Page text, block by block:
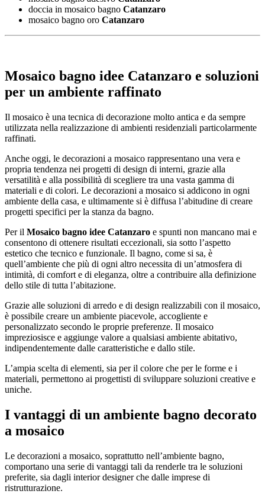
doccia in mosaico bagno Catanzaro
mosaico bagno oro Catanzaro
Mosaico bagno idee Catanzaro e soluzioni
per un ambiente raffinato
Il mosaico è una tecnica di decorazione molto antica e da sempre
utilizzata nella realizzazione di ambienti residenziali particolarmente
raffinati.
Anche oggi, le decorazioni a mosaico rappresentano una vera e
propria tendenza nei progetti di design di interni, grazie alla
versatilità e alla possibilità di scegliere tra una vasta gamma di
materiali e di colori. Le decorazioni a mosaico si addicono in ogni
ambiente della casa, e ultimamente si è diffusa l’abitudine di creare
progetti specifici per la stanza da bagno.
Per il Mosaico bagno idee Catanzaro e spunti non mancano mai e
consentono di ottenere risultati eccezionali, sia sotto l’aspetto
estetico che tecnico e funzionale. Il bagno, come si sa, è
quell’ambiente che più di ogni altro necessita di un’atmosfera di
intimità, di comfort e di eleganza, oltre a contribuire alla definizione
dello stile di tutta l’abitazione.
Grazie alle soluzioni di arredo e di design realizzabili con il mosaico,
è possibile creare un ambiente piacevole, accogliente e
personalizzato secondo le proprie preferenze. Il mosaico
impreziosisce e aggiunge valore a qualsiasi ambiente abitativo,
indipendentemente dalle caratteristiche e dallo stile.
L’ampia scelta di elementi, sia per il colore che per le forme e i
materiali, permettono ai progettisti di sviluppare soluzioni creative e
uniche.
I vantaggi di un ambiente bagno decorato
a mosaico
Le decorazioni a mosaico, soprattutto nell’ambiente bagno,
comportano una serie di vantaggi tali da renderle tra le soluzioni
preferite, sia dagli interior designer che dalle imprese di
ristrutturazione.